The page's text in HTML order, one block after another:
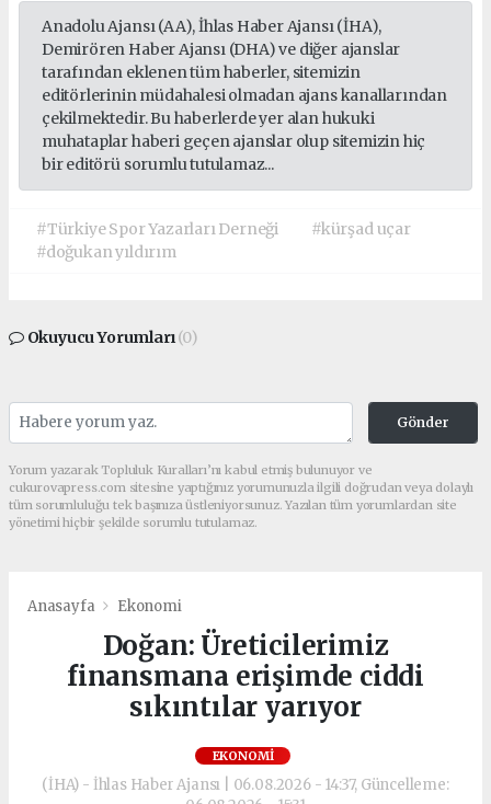
Anadolu Ajansı (AA), İhlas Haber Ajansı (İHA),
Demirören Haber Ajansı (DHA) ve diğer ajanslar
tarafından eklenen tüm haberler, sitemizin
editörlerinin müdahalesi olmadan ajans kanallarından
çekilmektedir. Bu haberlerde yer alan hukuki
muhataplar haberi geçen ajanslar olup sitemizin hiç
bir editörü sorumlu tutulamaz...
#Türkiye Spor Yazarları Derneği
#kürşad uçar
#doğukan yıldırım
Okuyucu Yorumları(0)
Gönder
Yorum yazarak Topluluk Kuralları’nı kabul etmiş bulunuyor ve
cukurovapress.com sitesine yaptığınız yorumunuzla ilgili doğrudan veya dolaylı
tüm sorumluluğu tek başınıza üstleniyorsunuz. Yazılan tüm yorumlardan site
yönetimi hiçbir şekilde sorumlu tutulamaz.
Anasayfa Ekonomi
Doğan: Üreticilerimiz
finansmana erişimde ciddi
sıkıntılar yarıyor
EKONOMI
(İHA) - İhlas Haber Ajansı | 06.08.2026 - 14:37, Güncelleme: